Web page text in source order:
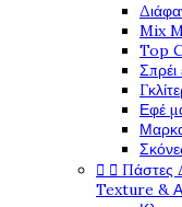
Mix
Top
Εφέ
  Πάστες
Texture &